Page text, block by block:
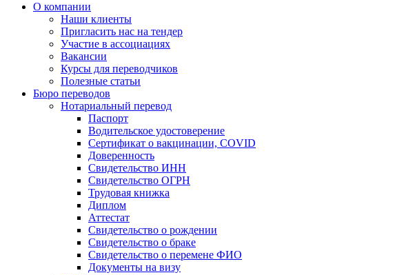
О компании
Наши клиенты
Пригласить нас на тендер
Участие в ассоциациях
Вакансии
Курсы для переводчиков
Полезные статьи
Бюро переводов
Нотариальный перевод
Паспорт
Водительское удостоверение
Сертификат о вакцинации, COVID
Доверенность
Свидетельство ИНН
Свидетельство ОГРН
Трудовая книжка
Диплом
Аттестат
Свидетельство о рождении
Свидетельство о браке
Свидетельство о перемене ФИО
Документы на визу